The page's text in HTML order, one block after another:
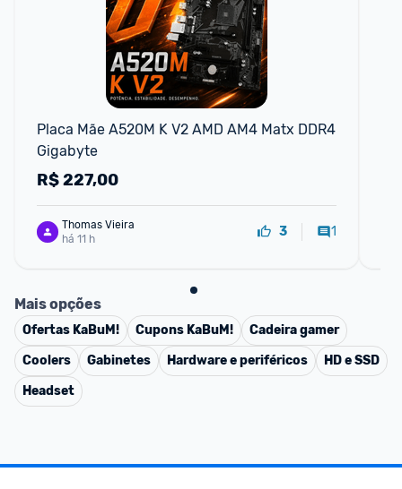
Placa Mãe A520M K V2 AMD AM4 Matx DDR4
Gigabyte
R$227,00
Thomas Vieira
há 11 h
3 1
Mais opções
Ofertas KaBuM! Cupons KaBuM!
Cadeira gamer
Coolers
Gabinetes Hardware e periféricos
HD e SSD
Headset